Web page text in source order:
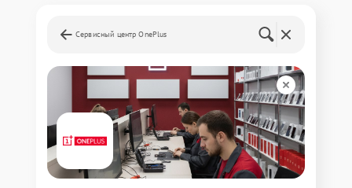
Сервисный центр OnePlus